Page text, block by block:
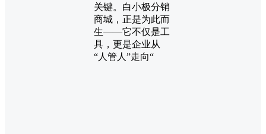
关键。白小极分销
商城，正是为此而
生——它不仅是工
具，更是企业从
“人管人”走向“